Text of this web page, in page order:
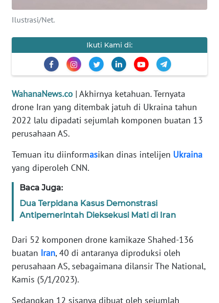
Ilustrasi/Net.
Ikuti Kami di:
WahanaNews.co | Akhirnya ketahuan. Ternyata
drone Iran yang ditembak jatuh di Ukraina tahun
2022 lalu dipadati sejumlah komponen buatan 13
perusahaan AS.
Temuan itu diinformasikan dinas intelijen Ukraina
yang diperoleh CNN.
Baca Juga:
Dua Terpidana Kasus Demonstrasi
Antipemerintah Dieksekusi Mati di Iran
Dari 52 komponen drone kamikaze Shahed-136
buatan Iran, 40 di antaranya diproduksi oleh
perusahaan AS, sebagaimana dilansir The National,
Kamis (5/1/2023).
Sedangkan 12 sisanya dibuat oleh sejumlah
SERBA-SERBI
PENDIDIKAN
OPINI
EDITORIAL
Informasi
INDEKS
BERITA
KONTAK
INFO
IKLAN
KAMI